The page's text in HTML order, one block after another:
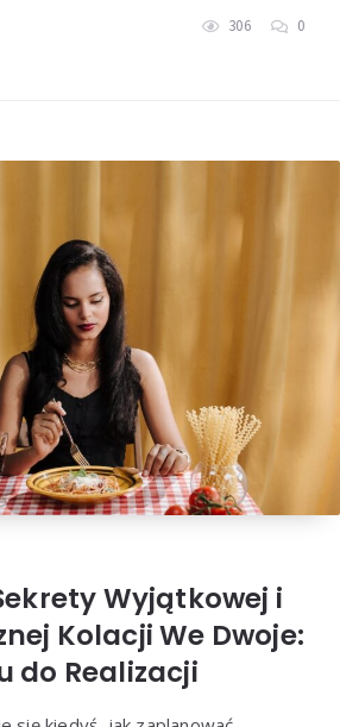
306 0
Wyjątkowej i
Kolacji We Dwoje:
do Realizacji